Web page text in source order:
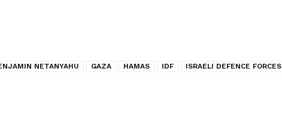
NETANYAHU GAZA HAMAS IDF ISRAELI DEFENCE FORCES